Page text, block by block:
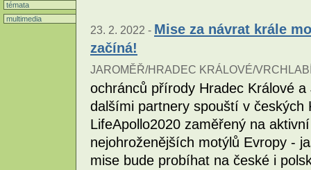
témata
multimedia
23. 2. 2022 - Mise za návrat krále
začíná!
JAROMĚŘ/HRADEC KRÁLOVÉ/
ochránců přírody Hradec Králové
dalšími partnery spouští v
LifeApollo2020 zaměřený na
nejohroženějších motýlů Evropy -
mise bude probíhat na české i